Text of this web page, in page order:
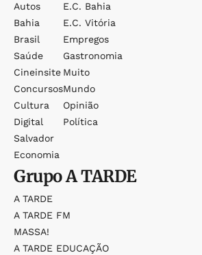
Autos
Bahia
Brasil
Saúde
Cineinsite
Concursos
Cultura
Digital
Salvador
Economia
E.c. Bahia
E.c. Vitória
Empregos
Gastronomia
Muito
Mundo
Opinião
Política
GrupoA TARDE
A TARDE
A TARDE FM
MASSA!
A TARDE EDUCAÇÃO